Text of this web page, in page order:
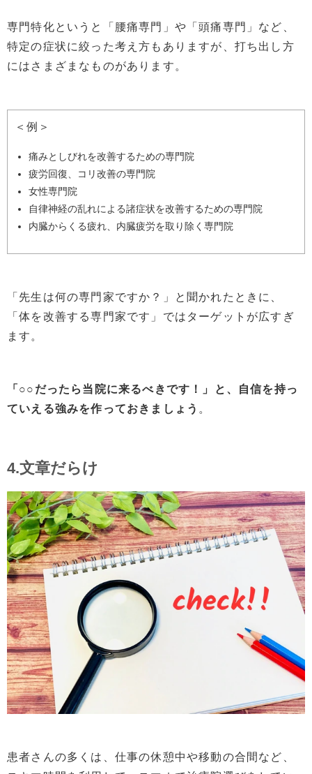
専門特化というと「腰痛専門」や「頭痛専門」など、
特定の症状に絞った考え方もありますが、打ち出し方
にはさまざまなものがあります。
＜例＞
痛みとしびれを改善するための専門院
疲労回復、コリ改善の専門院
女性専門院
自律神経の乱れによる諸症状を改善するための専門院
内臓からくる疲れ、内臓疲労を取り除く専門院
「先生は何の専門家ですか？」と聞かれたときに、
「体を改善する専門家です」ではターゲットが広すぎ
ます。
「○○だったら当院に来るべきです！」と、自信を持っ
ていえる強みを作っておきましょう 。
4.文章だらけ
患者さんの多くは、仕事の休憩中や移動の合間など、